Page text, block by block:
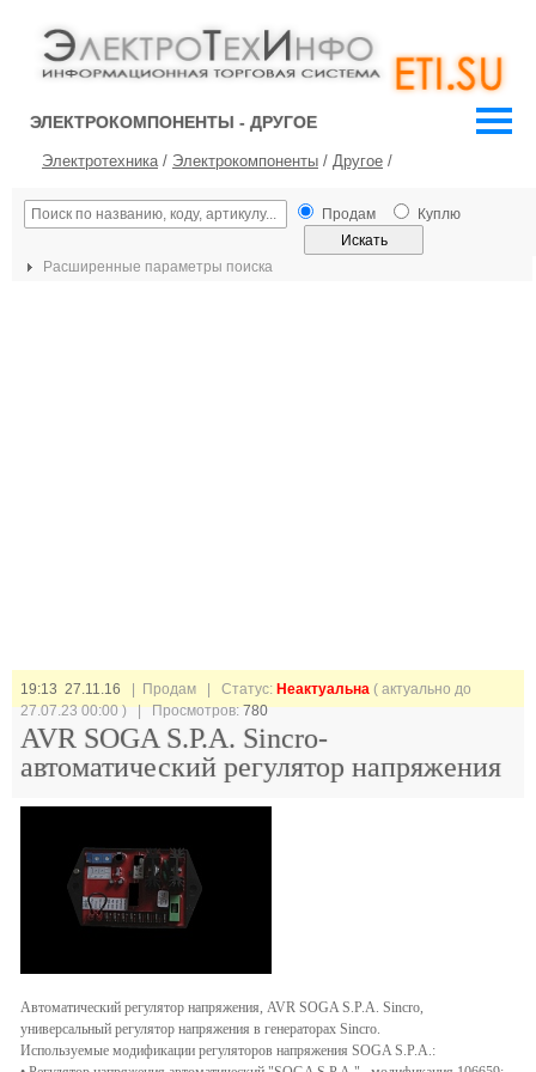
ЭЛЕКТРОКОМПОНЕНТЫ - ДРУГОЕ
Электротехника/ Электрокомпоненты / Другое /
Продам Куплю
Расширенные параметры поиска
19:13 27.11.16 | Продам | Статус: Неактуальна ( актуально до
27.07.23 00:00 ) | Просмотров:780
AVR SOGA S.P.A. Sincro-
автоматический регулятор напряжения
Автоматический регулятор напряжения, AVR SOGA S.P.A. Sincro,
универсальный регулятор напряжения в генераторах Sincro.
Используемые модификации регуляторов напряжения SOGA S.P.A.: